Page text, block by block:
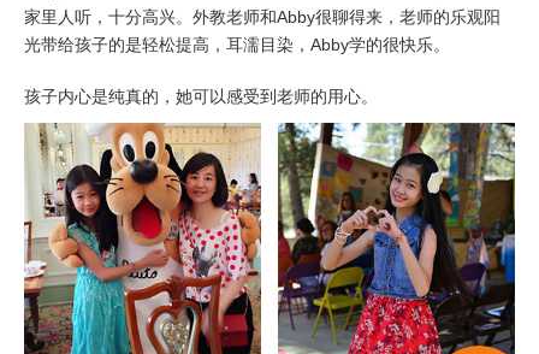
家里人听，十分高兴。外教老师和Abby很聊得来，老师的乐观阳
光带给孩子的是轻松提高，耳濡目染，Abby学的很快乐。
孩子内心是纯真的，她可以感受到老师的用心。